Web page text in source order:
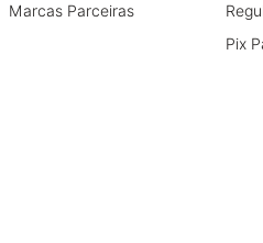
Marcas Parceiras
Pix